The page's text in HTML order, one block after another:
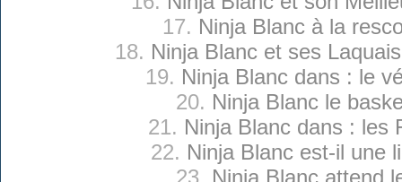
17. Ninja Blanc à la
18. Ninja Blanc et ses
19. Ninja Blanc dans : le
20. Ninja Blanc le
21. Ninja Blanc dans : les
22. Ninja Blanc est-il une
23. Ninja Blanc attend